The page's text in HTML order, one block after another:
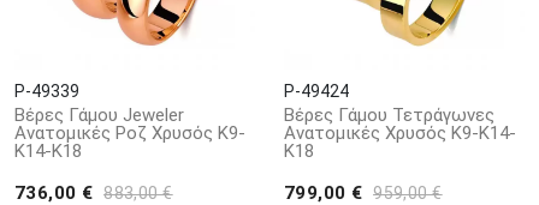
P-49339
Βέρες Γάμου Jeweler
Ανατομικές Ροζ Χρυσός Κ9-
Κ14-Κ18
736,00 € 883,00 €
P-49424
Βέρες Γάμου Τετράγωνες
Ανατομικές Χρυσός Κ9-Κ14-
Κ18
799,00 € 959,00 €